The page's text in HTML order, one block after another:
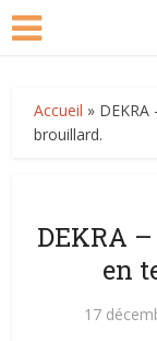
Accueil »
brouillard.
DEKRA
en
17